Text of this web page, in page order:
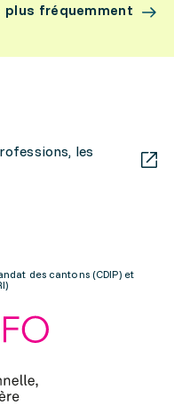
plus fréquemment
les
des cantons (CDIP) et